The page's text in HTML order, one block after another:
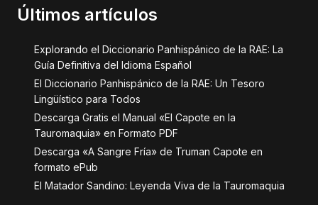
Últimos artículos
Explorando el Diccionario Panhispánico de la RAE: La
Guía Definitiva del Idioma Español
El Diccionario Panhispánico de la RAE: Un Tesoro
Lingüístico para Todos
Descarga Gratis el Manual «El Capote en la
Tauromaquia» en Formato PDF
Descarga «A Sangre Fría» de Truman Capote en
formato ePub
El Matador Sandino: Leyenda Viva de la Tauromaquia